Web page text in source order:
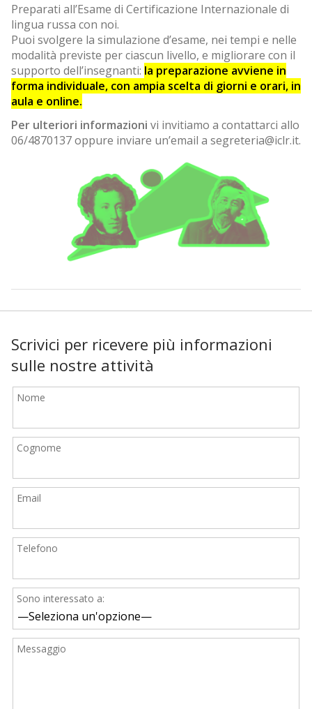
Preparati all’Esame di Certificazione Internazionale di
lingua russa con noi.
Puoi svolgere la simulazione d’esame, nei tempi e nelle
modalità previste per ciascun livello, e migliorare con il
supporto dell’insegnanti: la preparazione avviene in
forma individuale, con ampia scelta di giorni e orari, in
aula e online.
Per ulteriori informazioni vi invitiamo a contattarci allo
06/4870137 oppure inviare un’email a segreteria@iclr.it.
Scrivici per ricevere più informazioni
sulle nostre attività
Nome
Cognome
Email
Telefono
Sono interessato a:
Messaggio